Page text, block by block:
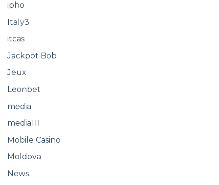
ipho
Italy3
itcas
Jackpot Bob
Jeux
Leonbet
media
media111
Mobile Casino
Moldova
News